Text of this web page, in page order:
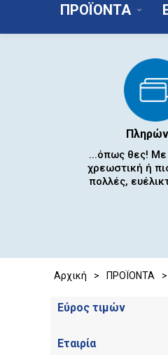
ΠΡΟΪΟΝΤΑ
...όπως θες!
χρεωστική ή
πολλές,
Αρχική > ΠΡΟΪΟΝΤΑ >
Εύρος τιμών
Εταιρία